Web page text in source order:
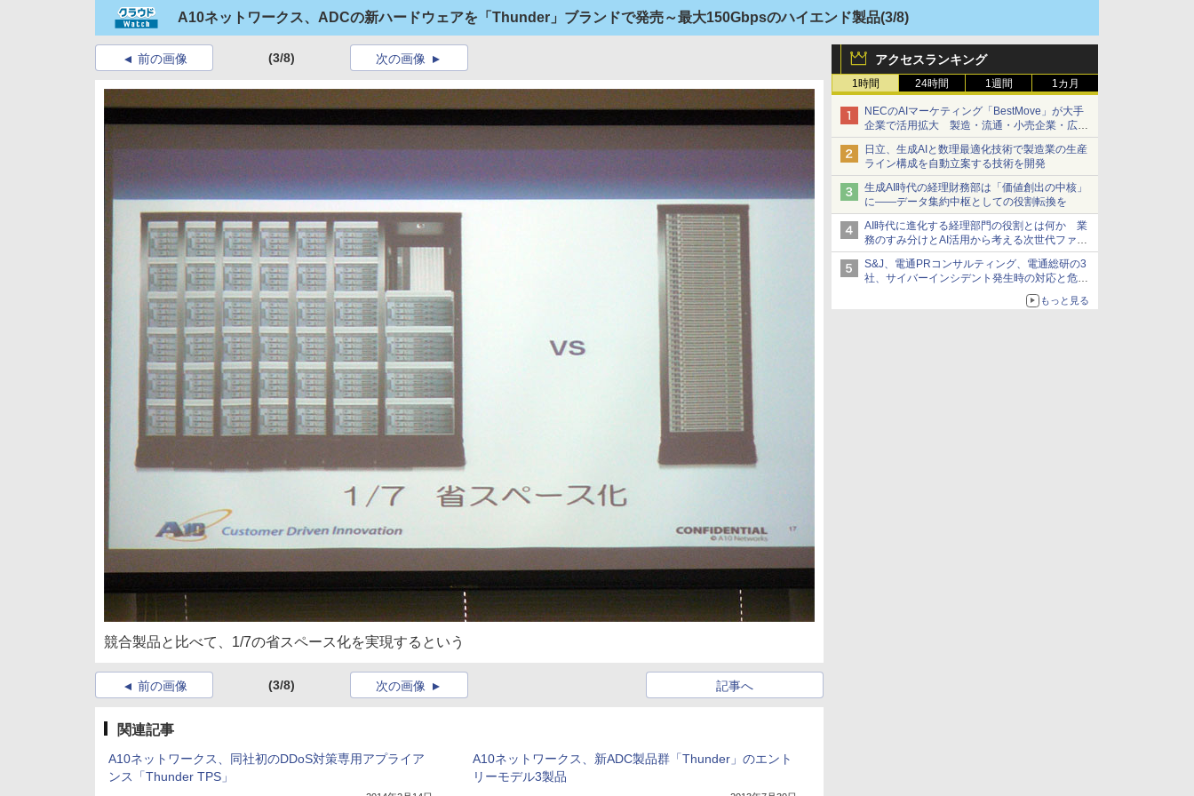
A10ネットワークス、ADCの新ハードウェアを「Thunder」ブランドで発売～最大150Gbpsのハイエンド製品(3/8)
アクセスランキング
1時間 24時間 1週間 1カ月
NECのAIマーケティング「BestMove」が大手
企業で活用拡大 製造・流通・小売企業・広告
代理店などが実装フェーズへ
日立、生成AIと数理最適化技術で製造業の生産
ライン構成を自動立案する技術を開発
生成AI時代の経理財務部は「価値創出の中核」
に――データ集約中枢としての役割転換を
AI時代に進化する経理部門の役割とは何か 業
務のすみ分けとAI活用から考える次世代ファイ
ナンス戦略
S&J、電通PRコンサルティング、電通総研の3
社、サイバーインシデント発生時の対応と危機
管理広報を一体的に訓練するプログラムを提供
もっと見る
前の画像 (3/8) 次の画像
競合製品と比べて、1/7の省スペース化を実現するという
前の画像 (3/8) 記事へ
次の画像
関連記事
A10ネットワークス、同社初のDDoS対策専用アプライア
ンス「Thunder TPS」
A10ネットワークス、新ADC製品群「Thunder」のエント
リーモデル3製品